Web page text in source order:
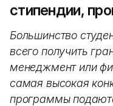
стипендии,
Большинство
всего получить
менеджмент или
самая высокая
программы